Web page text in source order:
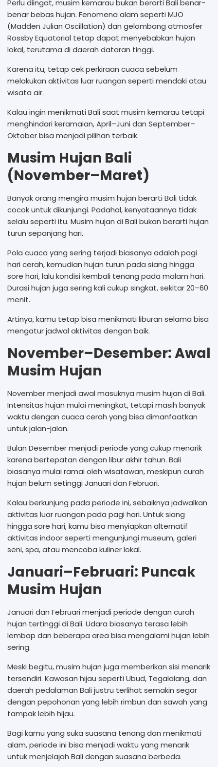
Perlu diingat, musim kemarau bukan berarti Bali benar-
benar bebas hujan. Fenomena alam seperti MJO
(Madden Julian Oscillation) dan gelombang atmosfer
Rossby Equatorial tetap dapat menyebabkan hujan
lokal, terutama di daerah dataran tinggi.
Karena itu, tetap cek perkiraan cuaca sebelum
melakukan aktivitas luar ruangan seperti mendaki atau
wisata air.
Kalau ingin menikmati Bali saat musim kemarau tetapi
menghindari keramaian, April–Juni dan September–
Oktober bisa menjadi pilihan terbaik.
Musim Hujan Bali
(November–Maret)
Banyak orang mengira musim hujan berarti Bali tidak
cocok untuk dikunjungi. Padahal, kenyataannya tidak
selalu seperti itu. Musim hujan di Bali bukan berarti hujan
turun sepanjang hari.
Pola cuaca yang sering terjadi biasanya adalah pagi
hari cerah, kemudian hujan turun pada siang hingga
sore hari, lalu kondisi kembali tenang pada malam hari.
Durasi hujan juga sering kali cukup singkat, sekitar 20–60
menit.
Artinya, kamu tetap bisa menikmati liburan selama bisa
mengatur jadwal aktivitas dengan baik.
November–Desember: Awal
Musim Hujan
November menjadi awal masuknya musim hujan di Bali.
Intensitas hujan mulai meningkat, tetapi masih banyak
waktu dengan cuaca cerah yang bisa dimanfaatkan
untuk jalan-jalan.
Bulan Desember menjadi periode yang cukup menarik
karena bertepatan dengan libur akhir tahun. Bali
biasanya mulai ramai oleh wisatawan, meskipun curah
hujan belum setinggi Januari dan Februari.
Kalau berkunjung pada periode ini, sebaiknya jadwalkan
aktivitas luar ruangan pada pagi hari. Untuk siang
hingga sore hari, kamu bisa menyiapkan alternatif
aktivitas indoor seperti mengunjungi museum, galeri
seni, spa, atau mencoba kuliner lokal.
Januari–Februari: Puncak
Musim Hujan
Januari dan Februari menjadi periode dengan curah
hujan tertinggi di Bali. Udara biasanya terasa lebih
lembap dan beberapa area bisa mengalami hujan lebih
sering.
Meski begitu, musim hujan juga memberikan sisi menarik
tersendiri. Kawasan hijau seperti Ubud, Tegalalang, dan
daerah pedalaman Bali justru terlihat semakin segar
dengan pepohonan yang lebih rimbun dan sawah yang
tampak lebih hijau.
Bagi kamu yang suka suasana tenang dan menikmati
alam, periode ini bisa menjadi waktu yang menarik
untuk menjelajah Bali dengan suasana berbeda.